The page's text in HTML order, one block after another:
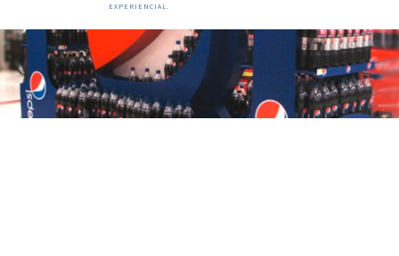
EXPERIENCIAL.